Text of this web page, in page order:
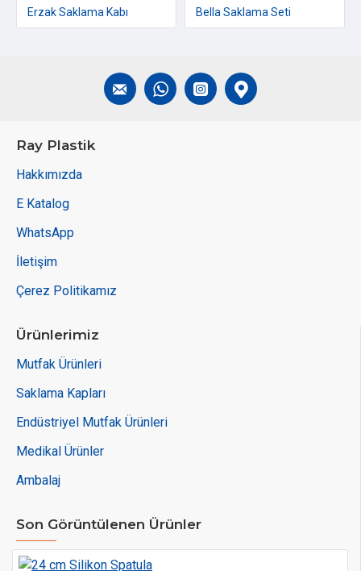
Erzak Saklama Kabı Bella Saklama Seti
Ray Plastik
Hakkımızda
E Katalog
WhatsApp
İletişim
Çerez Politikamız
Ürünlerimiz
Mutfak Ürünleri
Saklama Kapları
Endüstriyel Mutfak Ürünleri
Medikal Ürünler
Ambalaj
Son Görüntülenen Ürünler